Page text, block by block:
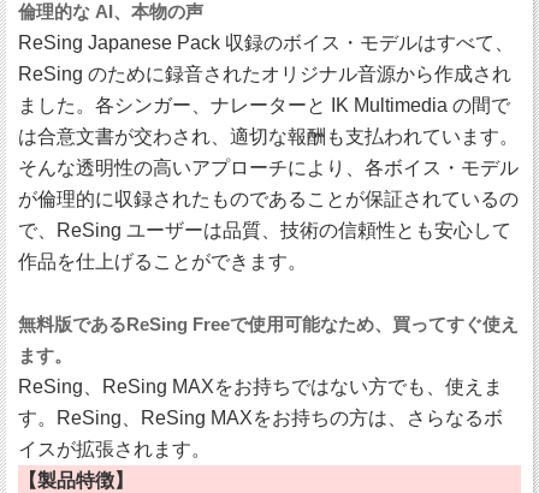
倫理的な AI、本物の声
ReSing Japanese Pack 収録のボイス・モデルはすべて、
ReSing のために録音されたオリジナル音源から作成され
ました。各シンガー、ナレーターと IK Multimedia の間で
は合意文書が交わされ、適切な報酬も支払われています。
そんな透明性の高いアプローチにより、各ボイス・モデル
が倫理的に収録されたものであることが保証されているの
で、ReSing ユーザーは品質、技術の信頼性とも安心して
作品を仕上げることができます。
無料版であるReSing Freeで使用可能なため、買ってすぐ使え
ます。
ReSing、ReSing MAXをお持ちではない方でも、使えま
す。ReSing、ReSing MAXをお持ちの方は、さらなるボ
イスが拡張されます。
【製品特徴】